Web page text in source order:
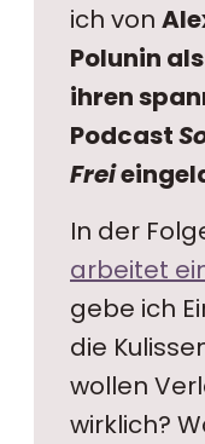
ich von
Polunin
ihren
Podcast
Frei
In der
arbeitet
gebe ich
die
wollen
wirklich?